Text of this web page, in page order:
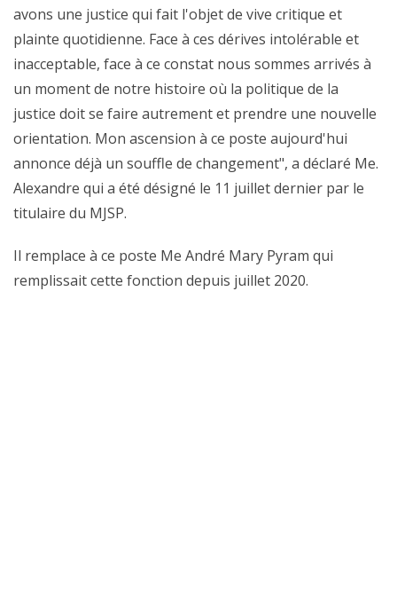
avons une justice qui fait l'objet de vive critique et
plainte quotidienne. Face à ces dérives intolérable et
inacceptable, face à ce constat nous sommes arrivés à
un moment de notre histoire où la politique de la
justice doit se faire autrement et prendre une nouvelle
orientation. Mon ascension à ce poste aujourd'hui
annonce déjà un souffle de changement", a déclaré Me.
Alexandre qui a été désigné le 11 juillet dernier par le
titulaire du MJSP.
Il remplace à ce poste Me André Mary Pyram qui
remplissait cette fonction depuis juillet 2020.